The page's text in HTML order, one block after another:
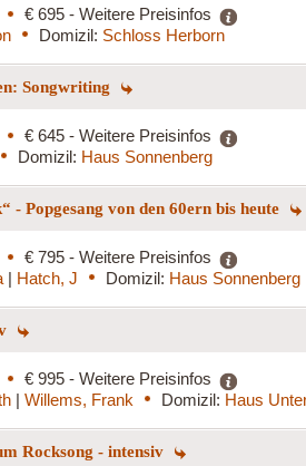
€ 695 - Weitere Preisinfos
Domizil: Schloss Herborn
Songwriting
€ 645 - Weitere Preisinfos
Domizil: Haus Sonnenberg
- Popgesang von den 60ern bis heute
€ 795 - Weitere Preisinfos
| Hatch, J Domizil: Haus Sonnenberg
€ 995 - Weitere Preisinfos
| Willems, Frank Domizil: Haus
Rocksong - intensiv